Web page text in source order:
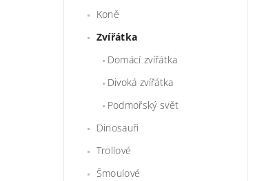
Koně
Zvířátka
Domácí zvířátka
Divoká zvířátka
Podmořský svět
Dinosauři
Trollové
Šmoulové